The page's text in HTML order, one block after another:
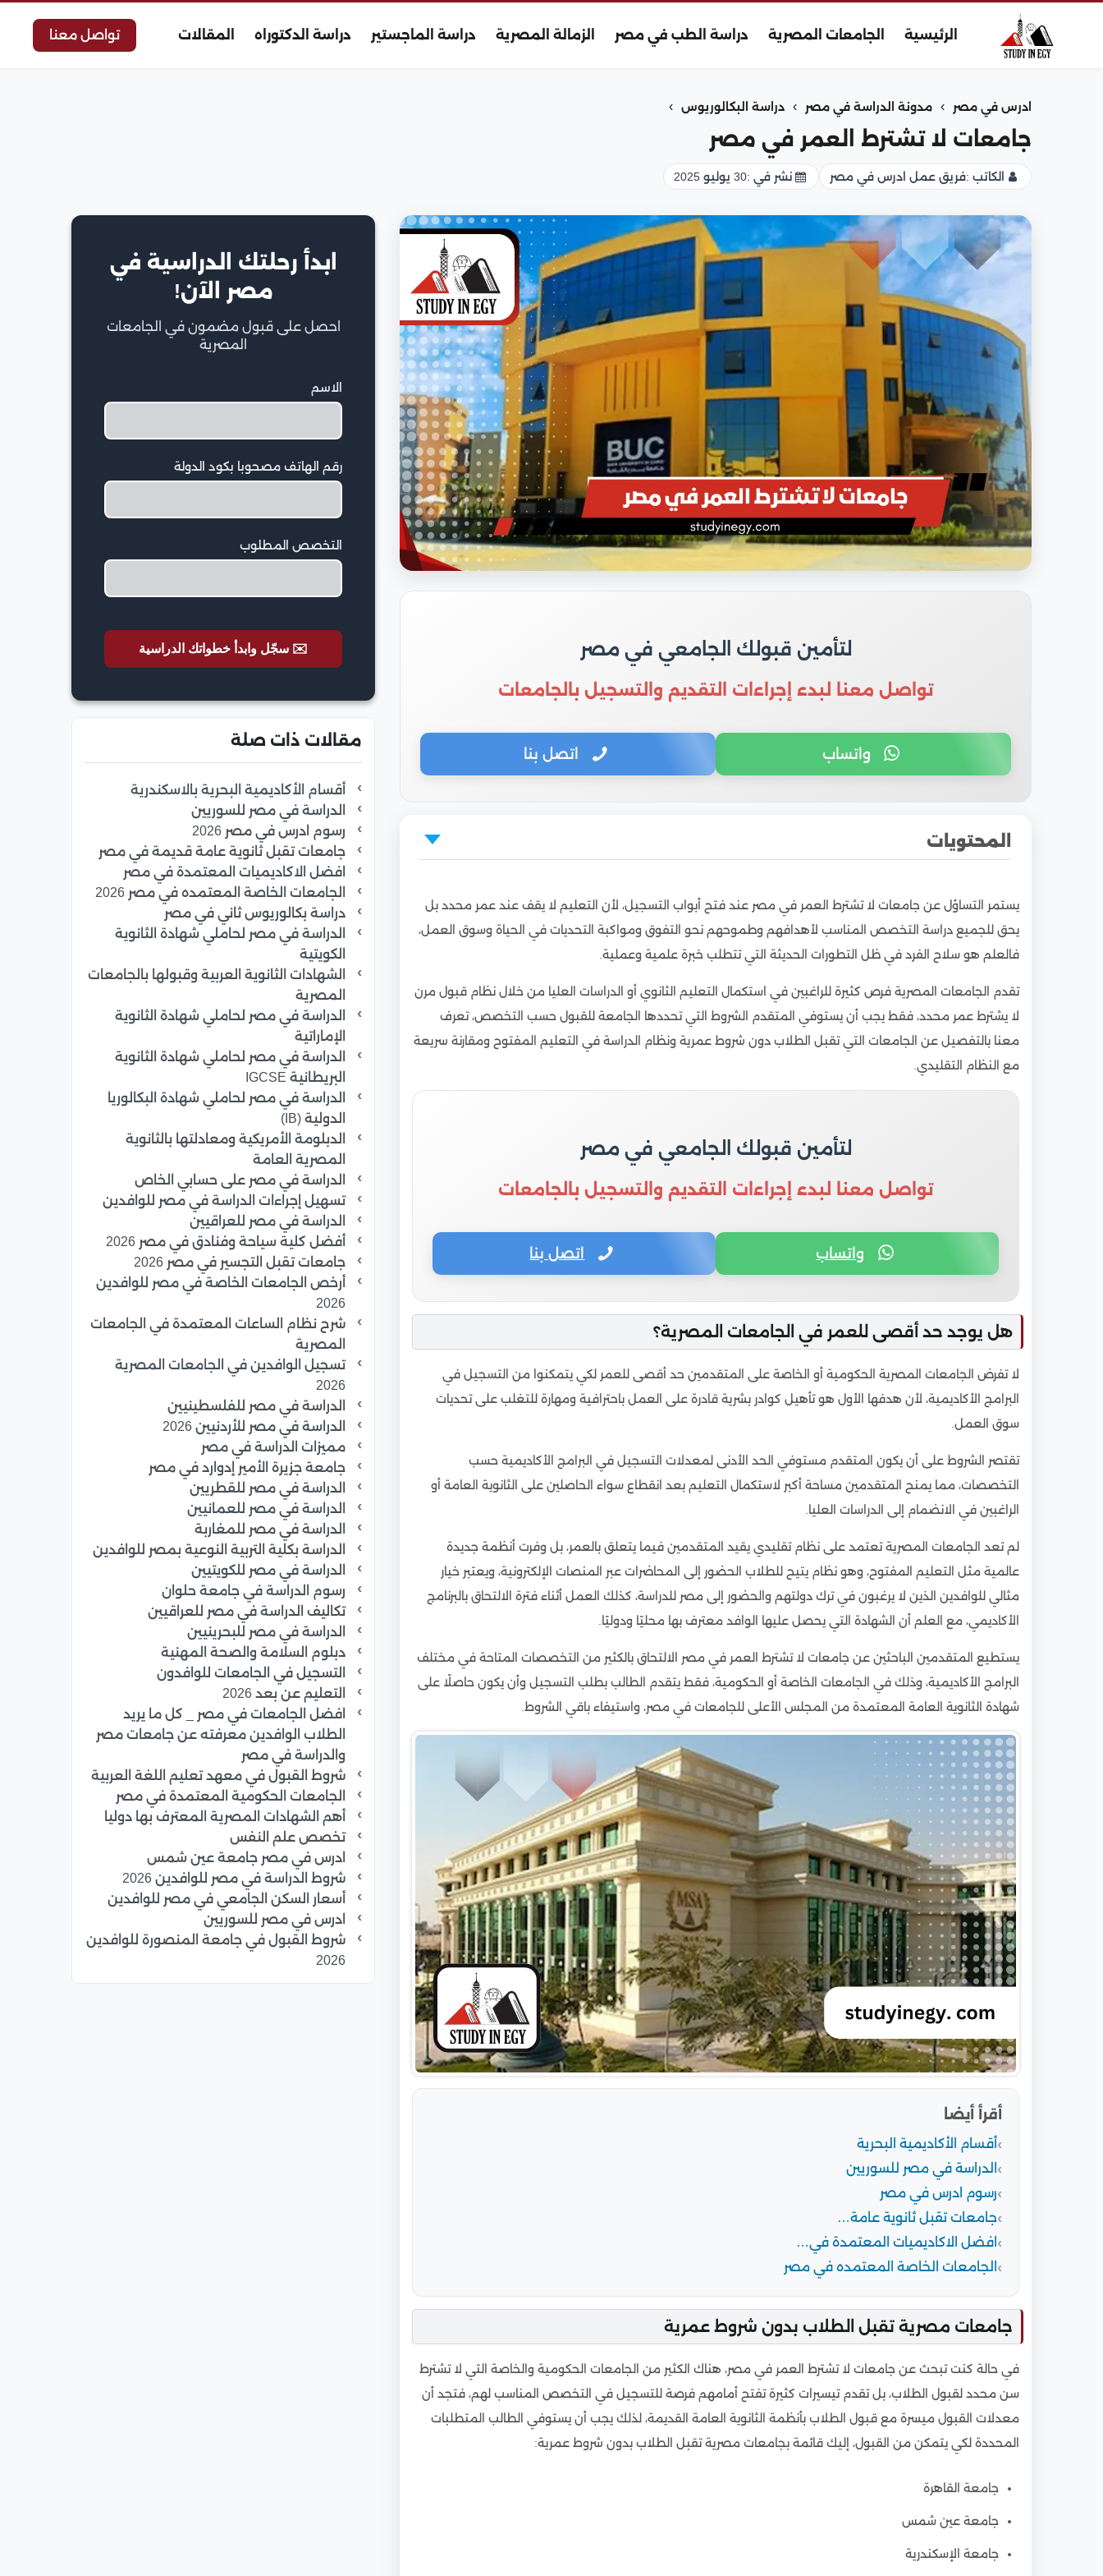
الرئيسية الجامعات المصرية دراسة الطب في مصر الزمالة المصرية دراسة الماجستير دراسة الدكتوراه المقالات تواصل معنا
ادرس في مصر › مدونة الدراسة في مصر › دراسة البكالوريوس ›
جامعات لا تشترط العمر في مصر
الكاتب :فريق عمل ادرس في مصر نشر في :30 يوليو 2025
لتأمين قبولك الجامعي في مصر
تواصل معنا لبدء إجراءات التقديم والتسجيل بالجامعات
واتساب اتصل بنا
المحتويات
2
جامعات مصرية تقبل الطلاب بدون شروط عمرية
دراسة البكالوريوس بعد الثلاثين في مصر
أفضل الجامعات الخاصة التي لا تشترط عمر معين
5
فرص الدراسة لغير التقليديين في مصر
6
التعليم المفتوح مقابل الجامعات التقليدية في مصر
دراسة الماجستير بدون شرط السن في مصر
يستمر التساؤل عن جامعات لا تشترط العمر في مصر عند فتح أبواب التسجيل، لأن التعليم لا يقف عند عمر محدد بل
يحق للجميع دراسة التخصص المناسب لأهدافهم وطموحهم نحو التفوق ومواكبة التحديات في الحياة وسوق العمل،
فالعلم هو سلاح الفرد في ظل التطورات الحديثة التي تتطلب خبرة علمية وعملية.
تقدم الجامعات المصرية فرص كثيرة للراغبين في استكمال التعليم الثانوي أو الدراسات العليا من خلال نظام قبول مرن
لا يشترط عمر محدد، فقط يجب أن يستوفي المتقدم الشروط التي تحددها الجامعة للقبول حسب التخصص، تعرف
معنا بالتفصيل عن الجامعات التي تقبل الطلاب دون شروط عمرية ونظام الدراسة في التعليم المفتوح ومقارنة سريعة
مع النظام التقليدي.
لتأمين قبولك الجامعي في مصر
تواصل معنا لبدء إجراءات التقديم والتسجيل بالجامعات
واتساب اتصل بنا
هل يوجد حد أقصى للعمر في الجامعات المصرية؟
لا تفرض الجامعات المصرية الحكومية أو الخاصة على المتقدمين حد أقصى للعمر لكي يتمكنوا من التسجيل في
البرامج الأكاديمية، لأن هدفها الأول هو تأهيل كوادر بشرية قادرة على العمل باحترافية ومهارة للتغلب على تحديات
سوق العمل.
تقتصر الشروط على أن يكون المتقدم مستوفي الحد الأدنى لمعدلات التسجيل في البرامج الأكاديمية حسب
التخصصات، مما يمنح المتقدمين مساحة أكبر لاستكمال التعليم بعد انقطاع سواء الحاصلين على الثانوية العامة أو
الراغبين في الانضمام إلى الدراسات العليا.
لم تعد الجامعات المصرية تعتمد على نظام تقليدي يقيد المتقدمين فيما يتعلق بالعمر، بل وفرت أنظمة جديدة
عالمية مثل التعليم المفتوح، وهو نظام يتيح للطلاب الحضور إلى المحاضرات عبر المنصات الإلكترونية، ويعتبر خيار
مثالي للوافدين الذين لا يرغبون في ترك دولتهم والحضور إلى مصر للدراسة، كذلك العمل أثناء فترة الالتحاق بالبرنامج
الأكاديمي، مع العلم أن الشهادة التي يحصل عليها الوافد معترف بها محليًا ودوليًا.
يستطيع المتقدمين الباحثين عن جامعات لا تشترط العمر في مصر الالتحاق بالكثير من التخصصات المتاحة في مختلف
البرامج الأكاديمية، وذلك في الجامعات الخاصة أو الحكومية، فقط يتقدم الطالب بطلب التسجيل وأن يكون حاصلًا على
شهادة الثانوية العامة المعتمدة من المجلس الأعلى للجامعات في مصر، واستيفاء باقي الشروط.
أقرأ أيضا
أقسام الأكاديمية البحرية
الدراسة في مصر للسوريين
رسوم ادرس في مصر
جامعات تقبل ثانوية عامة…
افضل الاكاديميات المعتمدة في…
الجامعات الخاصة المعتمده في مصر
جامعات مصرية تقبل الطلاب بدون شروط عمرية
في حالة كنت تبحث عن جامعات لا تشترط العمر في مصر، هناك الكثير من الجامعات الحكومية والخاصة التي لا تشترط
سن محدد لقبول الطلاب، بل تقدم تيسيرات كثيرة تفتح أمامهم فرصة للتسجيل في التخصص المناسب لهم، فتجد أن
معدلات القبول ميسرة مع قبول الطلاب بأنظمة الثانوية العامة القديمة، لذلك يجب أن يستوفي الطالب المتطلبات
المحددة لكي يتمكن من القبول، إليك قائمة بجامعات مصرية تقبل الطلاب بدون شروط عمرية:
جامعة القاهرة
جامعة عين شمس
جامعة الإسكندرية
ابدأ رحلتك الدراسية في
مصر الآن!
احصل على قبول مضمون في الجامعات
المصرية
الاسم
رقم الهاتف مصحوبا بكود الدولة
التخصص المطلوب
✉️ سجّل وابدأ خطواتك الدراسية
مقالات ذات صلة
أقسام الأكاديمية البحرية بالاسكندرية
الدراسة في مصر للسوريين
رسوم ادرس في مصر 2026
جامعات تقبل ثانوية عامة قديمة في مصر
افضل الاكاديميات المعتمدة في مصر
الجامعات الخاصة المعتمده في مصر 2026
دراسة بكالوريوس ثاني في مصر
الدراسة في مصر لحاملي شهادة الثانوية
الكويتية
الشهادات الثانوية العربية وقبولها بالجامعات
المصرية
الدراسة في مصر لحاملي شهادة الثانوية
الإماراتية
الدراسة في مصر لحاملي شهادة الثانوية
البريطانية IGCSE
الدراسة في مصر لحاملي شهادة البكالوريا
الدولية (IB)
الدبلومة الأمريكية ومعادلتها بالثانوية
المصرية العامة
الدراسة في مصر على حسابي الخاص
تسهيل إجراءات الدراسة في مصر للوافدين
الدراسة في مصر للعراقيين
أفضل كلية سياحة وفنادق في مصر 2026
جامعات تقبل التجسير في مصر 2026
أرخص الجامعات الخاصة في مصر للوافدين
2026
شرح نظام الساعات المعتمدة في الجامعات
المصرية
تسجيل الوافدين في الجامعات المصرية
2026
الدراسة في مصر للفلسطينيين
الدراسة في مصر للأردنيين 2026
مميزات الدراسة في مصر
جامعة جزيرة الأمير إدوارد في مصر
الدراسة في مصر للقطريين
الدراسة في مصر للعمانيين
الدراسة في مصر للمغاربة
الدراسة بكلية التربية النوعية بمصر للوافدين
الدراسة في مصر للكويتيين
رسوم الدراسة في جامعة حلوان
تكاليف الدراسة في مصر للعراقيين
الدراسة في مصر للبحرينيين
دبلوم السلامة والصحة المهنية
التسجيل في الجامعات للوافدون
التعليم عن بعد 2026
افضل الجامعات في مصر _ كل ما يريد
الطلاب الوافدين معرفته عن جامعات مصر
والدراسة في مصر
شروط القبول في معهد تعليم اللغة العربية
الجامعات الحكومية المعتمدة في مصر
أهم الشهادات المصرية المعترف بها دوليا
تخصص علم النفس
ادرس في مصر جامعة عين شمس
شروط الدراسة في مصر للوافدين 2026
أسعار السكن الجامعي في مصر للوافدين
ادرس في مصر للسوريين
شروط القبول في جامعة المنصورة للوافدين
2026